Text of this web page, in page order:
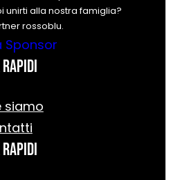
unirti alla nostra famiglia?
rossoblu.
Sponsor
rapidi
siamo
rapidi